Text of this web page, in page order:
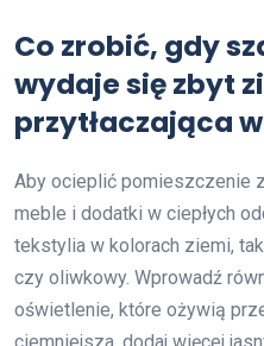
Co zrobić, gdy
wydaje się zbyt
przytłaczająca
Aby ocieplić pomieszczenie
meble i dodatki w ciepłych
tekstylia w kolorach ziemi,
czy oliwkowy. Wprowadź
oświetlenie, które ożywią